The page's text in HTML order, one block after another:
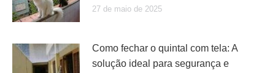
27 de maio de 2025
Como fechar o quintal com tela: A
solução ideal para segurança e